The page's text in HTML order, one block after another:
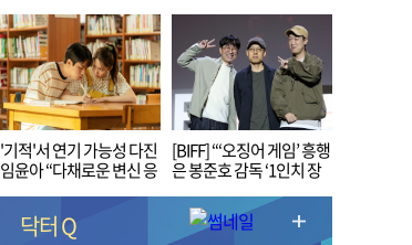
'기적'서 연기 가능성 다진
임윤아 “다채로운 변신 응
[BIFF] “‘오징어 게임’ 흥행
은 봉준호 감독 ‘1인치 장
닥터 Q